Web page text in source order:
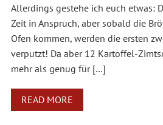
Allerdings gestehe ich euch etwas:
Zeit in Anspruch, aber sobald die
Ofen kommen, werden die ersten
verputzt! Da aber 12 Kartoffel-
mehr als genug für […]
READ MORE